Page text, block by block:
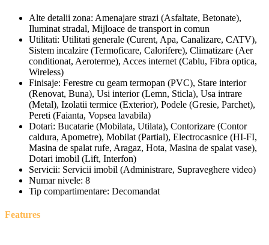
Alte detalii zona: Amenajare strazi (Asfaltate, Betonate),
Iluminat stradal, Mijloace de transport in comun
Utilitati: Utilitati generale (Curent, Apa, Canalizare, CATV),
Sistem incalzire (Termoficare, Calorifere), Climatizare (Aer
conditionat, Aeroterme), Acces internet (Cablu, Fibra optica,
Wireless)
Finisaje: Ferestre cu geam termopan (PVC), Stare interior
(Renovat, Buna), Usi interior (Lemn, Sticla), Usa intrare
(Metal), Izolatii termice (Exterior), Podele (Gresie, Parchet),
Pereti (Faianta, Vopsea lavabila)
Dotari: Bucatarie (Mobilata, Utilata), Contorizare (Contor
caldura, Apometre), Mobilat (Partial), Electrocasnice (HI-FI,
Masina de spalat rufe, Aragaz, Hota, Masina de spalat vase),
Dotari imobil (Lift, Interfon)
Servicii: Servicii imobil (Administrare, Supraveghere video)
Numar nivele: 8
Tip compartimentare: Decomandat
Features